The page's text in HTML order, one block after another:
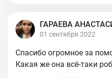
ГАРАЕВА
01 сентября 2022
Спасибо огромное за
Какая же она всё-таки